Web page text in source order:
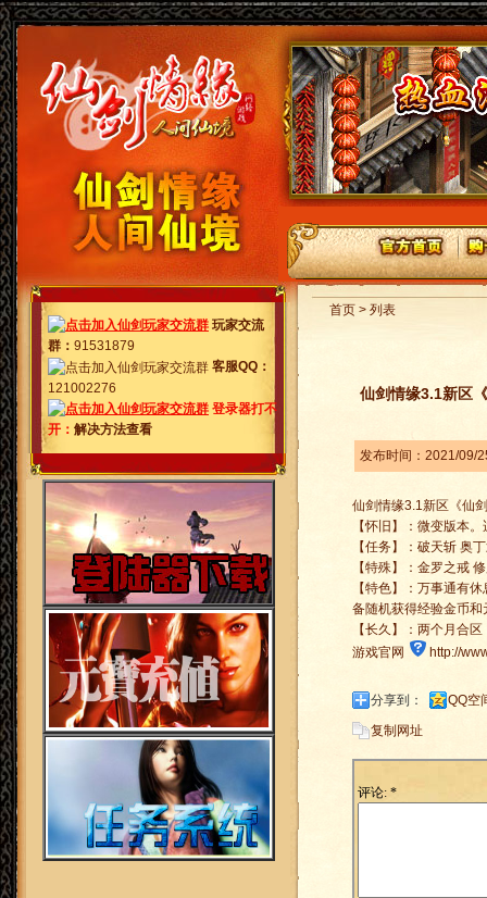
玩家交流
群 ： 91531879
客服QQ：
121002276
登录器打不
开： 解决方法查看
首页 > 列表
仙剑情缘3.1新区
发布时间：2021/09/
仙剑情缘3.1新区《仙
【怀旧】：微变版本
【任务】：破天斩 奥
【特殊】：金罗之戒
【特色】：万事通有
备随机获得经验金币和
【长久】：两个月合
游戏官网
http://
分享到：
QQ空
复制网址